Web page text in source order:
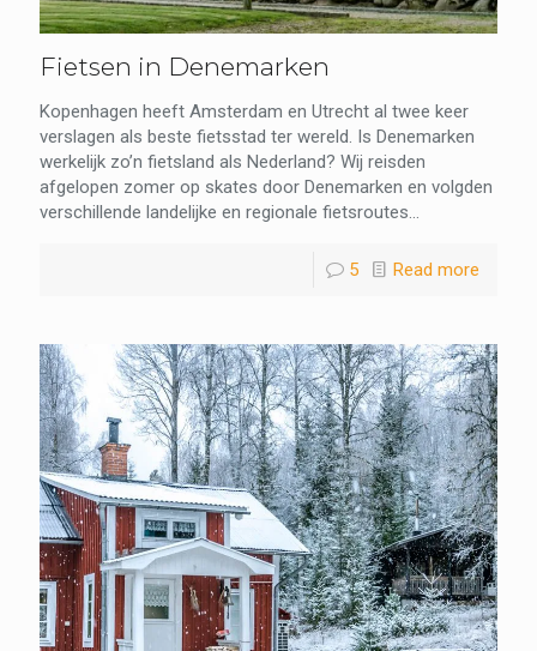
Fietsen in Denemarken
Kopenhagen heeft Amsterdam en Utrecht al twee keer
verslagen als beste fietsstad ter wereld. Is Denemarken
werkelijk zo’n fietsland als Nederland? Wij reisden
afgelopen zomer op skates door Denemarken en volgden
verschillende landelijke en regionale fietsroutes...
5 Read more